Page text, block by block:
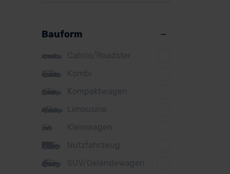
Citroen
Cupra
DS
Dacia
Fiat
Ford
Honda
Bauform
Cabrio/Roadster
Kombi
Kompaktwagen
Limousine
Kleinwagen
Nutzfahrzeug
SUV/Geländewagen